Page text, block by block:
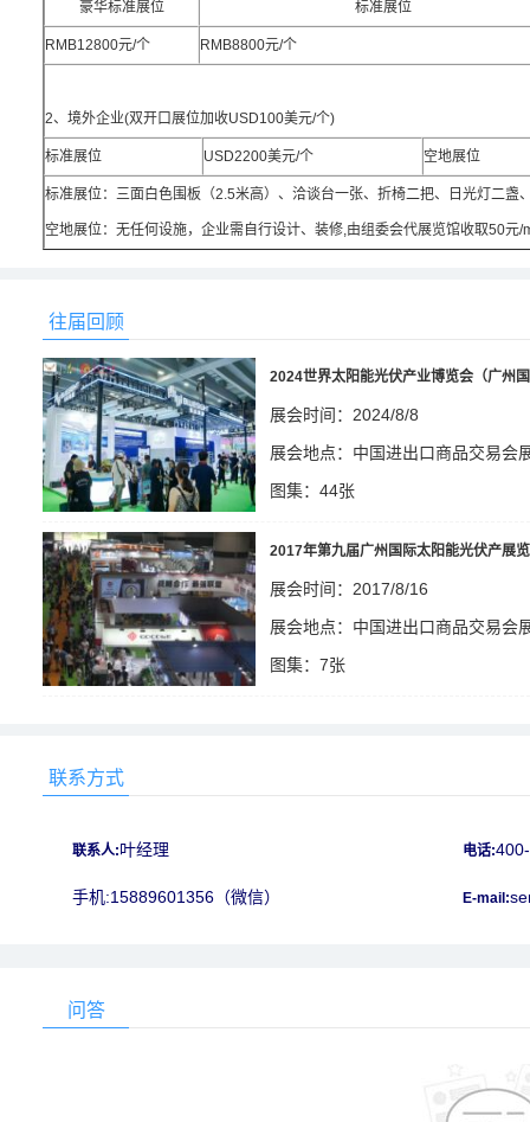
豪华标准展位 标准展位
RMB12800元/个 RMB8800元/个
2、境外企业(双开口展位加收USD100美元/个)
标准展位 USD2200美元/个 空地展位
标准展位：三面白色围板（2.5米高）、洽谈台一张、折椅二把、日光灯二盏
空地展位：无任何设施，企业需自行设计、装修,由组委会代展览馆收取50元/
往届回顾
2024世界太阳能光伏产业博览会（广州
展会时间：2024/8/8
展会地点：中国进出口商品交易会
图集：44张
2017年第九届广州国际太阳能光伏产展
展会时间：2017/8/16
展会地点：中国进出口商品交易会
图集：7张
联系方式
联系人:叶经理 电话:
手机:15889601356（微信） E-mail:
问答